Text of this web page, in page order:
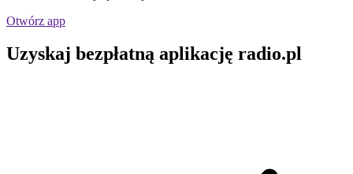
Otwórz app
Uzyskaj bezpłatną aplikację radio.pl